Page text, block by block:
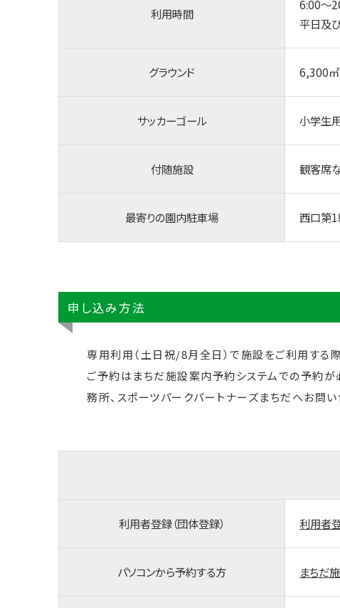
利用時間
6:00〜
平日及
グラウンド 6,300
サッカーゴール 小学生用
付随施設 観客席
最寄りの園内駐車場 西口第
申し込み方法
専用利用（土日祝/8月全日）で施設をご利用する際
ご予約はまちだ施設案内予約システムでの予約が
務所、スポーツパークパートナーズまちだへお問い
利用者登録（団体登録） 利用者
パソコンから予約する方 まちだ